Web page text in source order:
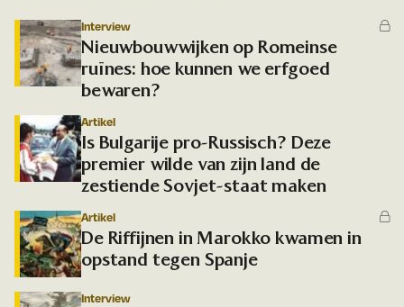
Interview
Nieuwbouwwijken op Romeinse
ruïnes: hoe kunnen we erfgoed
bewaren?
Artikel
Is Bulgarije pro-Russisch? Deze
premier wilde van zijn land de
zestiende Sovjet-staat maken
Artikel
De Riffijnen in Marokko kwamen in
opstand tegen Spanje
Interview